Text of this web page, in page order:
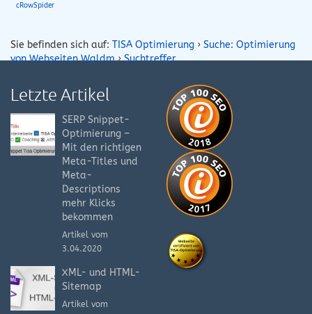
cRowSpider
Sie befinden sich auf: TISA Optimierung › Suche: Optimierung
von Webseiten Waldm›Suchtreffer
Letzte Artikel
SERP Snippet-
Optimierung –
Mit den richtigen
Meta-Titles und
Meta-
Descriptions
mehr Klicks
bekommen
Artikel vom
3.04.2020
XML- und HTML-
Sitemap
Artikel vom